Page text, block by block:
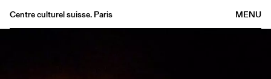
MENU
Centre culturel suisse. Paris